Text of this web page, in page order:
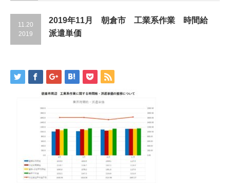
11.20
2019
2019年11月 朝倉市 工業系作業 時間給
派遣単価